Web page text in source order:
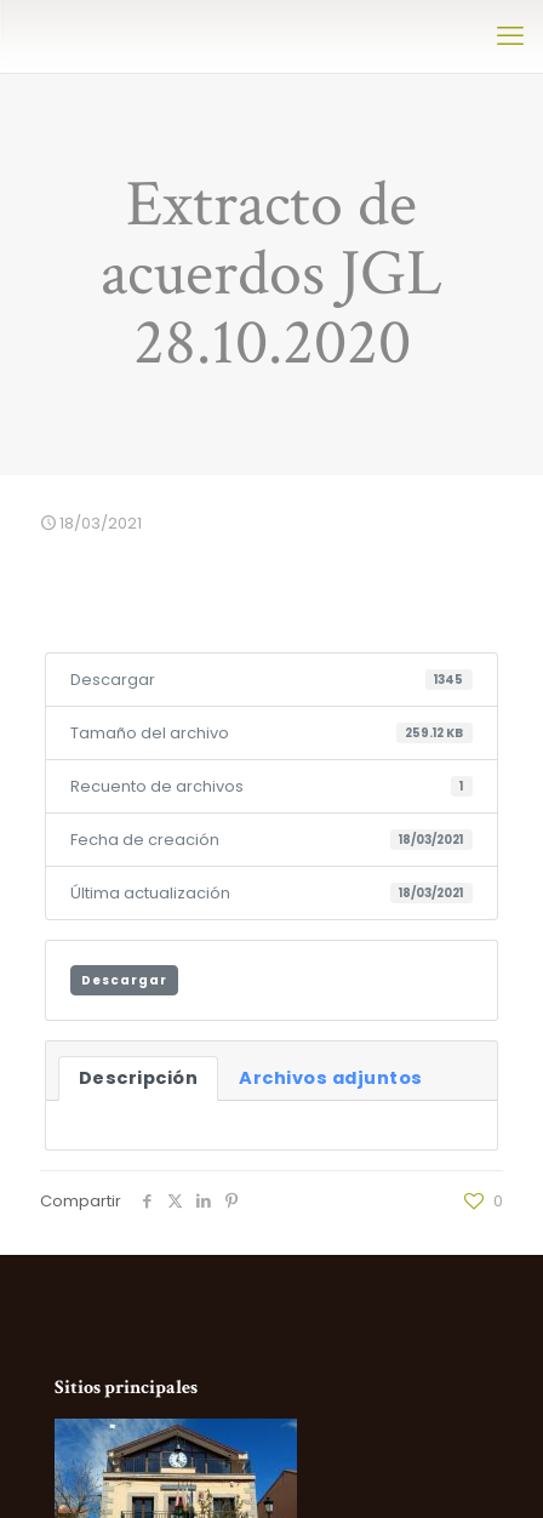
Extracto de
acuerdos JGL
28.10.2020
18/03/2021
Descargar 1345
Tamaño del archivo 259.12 KB
Recuento de archivos 1
Fecha de creación 18/03/2021
Última actualización 18/03/2021
Descargar
Descripción Archivos adjuntos
Compartir 0
Sitios principales